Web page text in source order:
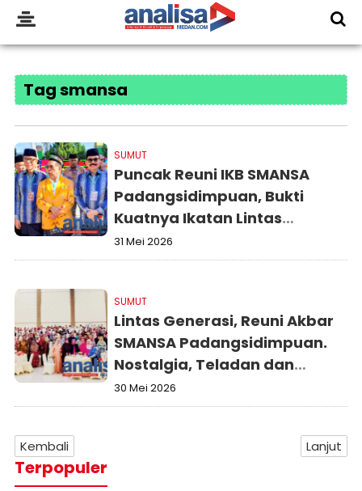
Tag smansa
SUMUT
Puncak Reuni IKB SMANSA
Padangsidimpuan, Bukti
Kuatnya Ikatan Lintas
Generasi
31 Mei 2026
SUMUT
Lintas Generasi, Reuni Akbar
SMANSA Padangsidimpuan.
Nostalgia, Teladan dan
Harapan
30 Mei 2026
Kembali Lanjut
Terpopuler